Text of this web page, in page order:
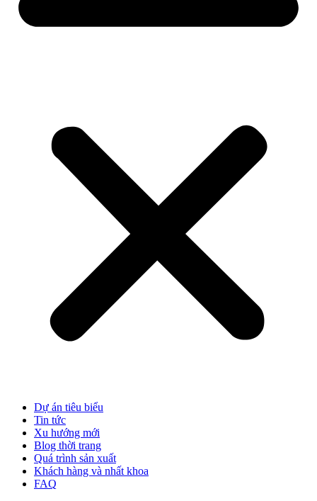
Dự án tiêu biểu
Tin tức
Xu hướng mới
Blog thời trang
Quá trình sản xuất
Khách hàng và nhất khoa
FAQ